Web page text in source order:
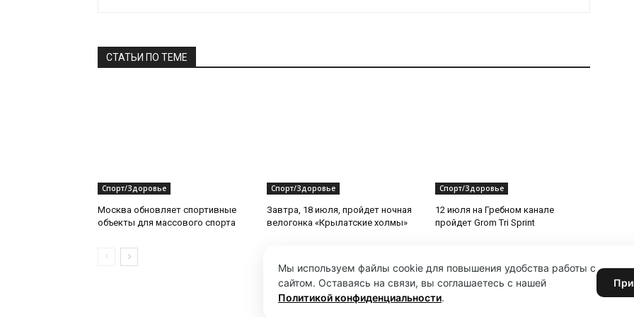
СТАТЬИ ПО ТЕМЕ
Спорт/Здоровье
Москва обновляет спортивные
объекты для массового спорта
Спорт/Здоровье
Завтра, 18 июля, пройдет ночная
велогонка «Крылатские холмы»
Спорт/Здоровье
12 июля на Гребном канале
пройдет Grom Tri Sprint
Мы используем файлы cookie для повышения удобства работы с
сайтом. Оставаясь на связи, вы соглашаетесь с нашей
Политикой конфиденциальности.